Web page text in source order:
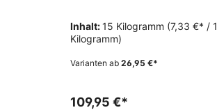
Inhalt:15 Kilogramm (7,33 €* / 1
Kilogramm)
Varianten ab 26,95 €*
109,95 €*